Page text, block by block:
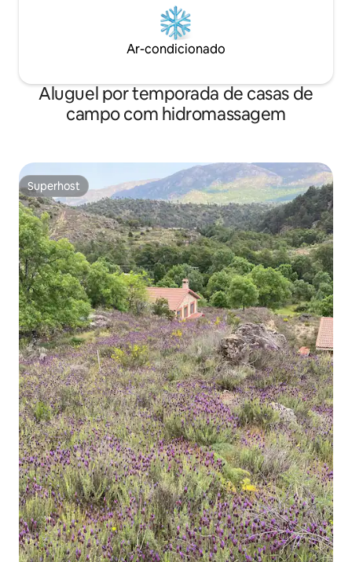
Ar-condicionado
Aluguel por temporada de casas de
campo com hidromassagem
Superhost
Superhost